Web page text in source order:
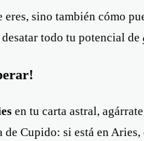
sino también cómo
todo tu potencial de
en tu carta astral,
Cupido: si está en